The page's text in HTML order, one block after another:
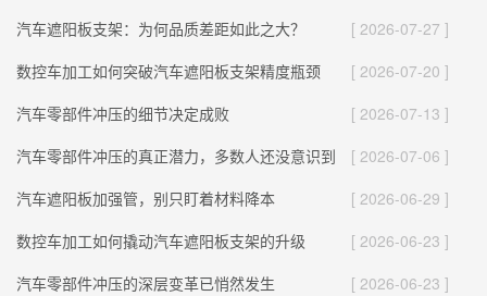
汽车遮阳板支架：为何品质差距如此之大？
[ 2026-07-27 ]
数控车加工如何突破汽车遮阳板支架精度瓶颈
[ 2026-07-20 ]
汽车零部件冲压的细节决定成败
[ 2026-07-13 ]
汽车零部件冲压的真正潜力，多数人还没意识到
[ 2026-07-06 ]
汽车遮阳板加强管，别只盯着材料降本
[ 2026-06-29 ]
数控车加工如何撬动汽车遮阳板支架的升级
[ 2026-06-23 ]
汽车零部件冲压的深层变革已悄然发生
[ 2026-06-23 ]